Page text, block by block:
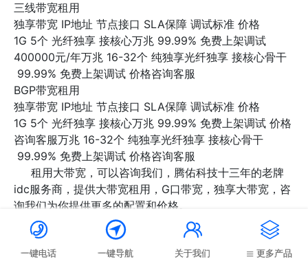
三线带宽租用
独享带宽 IP地址 节点接口 SLA保障 调试标准 价格
1G 5个 光纤独享 接核心万兆 99.99% 免费上架调试
400000元/年万兆 16-32个 纯独享光纤独享 接核心骨干
99.99% 免费上架调试 价格咨询客服
BGP带宽租用
独享带宽 IP地址 节点接口 SLA保障 调试标准 价格
1G 5个 光纤独享 接核心万兆 99.99% 免费上架调试 价格
咨询客服万兆 16-32个 纯独享光纤独享 接核心骨干
99.99% 免费上架调试 价格咨询客服
租用大带宽，可以咨询我们，腾佑科技十三年的老牌
idc服务商，提供大带宽租用，G口带宽，独享大带宽，咨
询我们为你提供更多的配置和价格。

一键电话

一键导航

关于我们

更多产品